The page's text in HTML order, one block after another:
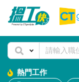
熱門工作